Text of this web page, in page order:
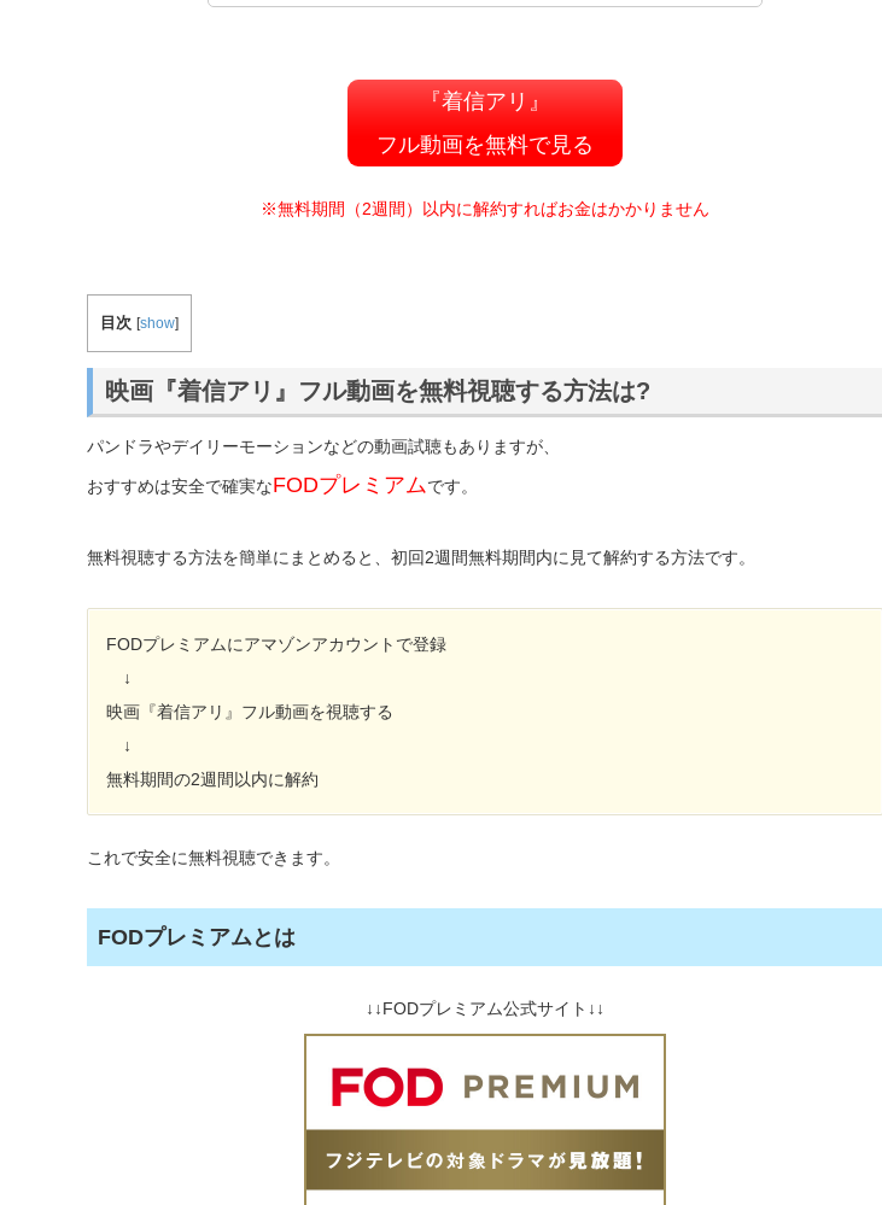
『着信アリ』
フル動画を無料で見る
※無料期間（2週間）以内に解約すればお金はかかりません
目次 [show]
映画『着信アリ』フル動画を無料視聴する方法は?
パンドラやデイリーモーションなどの動画試聴もありますが、
おすすめは安全で確実なFODプレミアムです。
無料視聴する方法を簡単にまとめると、初回2週間無料期間内に見て解約する方法です。
FODプレミアムにアマゾンアカウントで登録
↓
映画『着信アリ』フル動画を視聴する
↓
無料期間の2週間以内に解約
これで安全に無料視聴できます。
FODプレミアムとは
↓↓FODプレミアム公式サイト↓↓